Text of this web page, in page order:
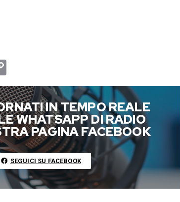
o
p
y
L
i
n
k
IN TEMPO REALE
WHATSAPP DI RADIO
PAGINA FACEBOOK
SEGUICI SU FACEBOOK